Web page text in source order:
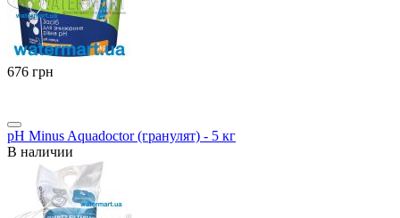
‍676‍ грн
pH Minus Aquadoctor (гранулят) - 5 кг
В наличии